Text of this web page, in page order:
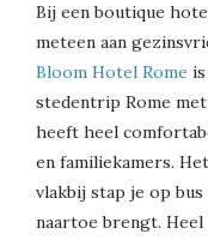
Bij een boutique
meteen aan
Bloom Hotel Rome
stedentrip Rome
heeft heel
en familiekamers.
vlakbij stap je op
naartoe brengt.